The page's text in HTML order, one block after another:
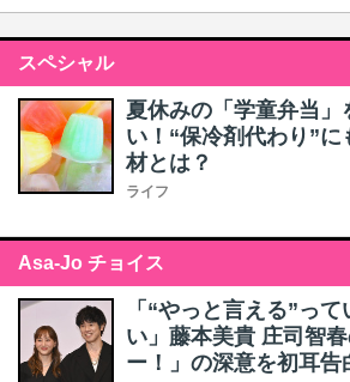
スペシャル
夏休みの「学童弁当」
い！“保冷剤代わり”
材とは？
ライフ
Asa-Jo チョイス
「“やっと言える”っ
い」藤本美貴 庄司智
ー！」の深意を初耳告